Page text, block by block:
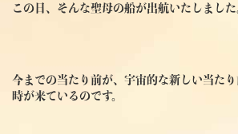
この日、そんな聖母の船が出航いたしました
今までの当たり前が、宇宙的な新しい当た
時が来ているのです。